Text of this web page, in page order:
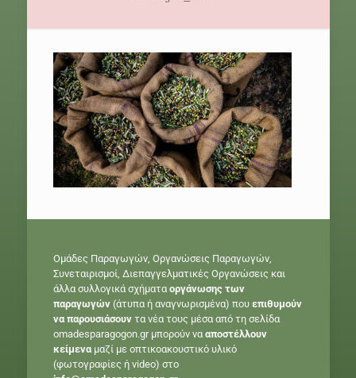
Ομάδες Παραγωγών, Οργανώσεις Παραγωγών,
Συνεταιρισμοί, Διεπαγγελματικές Οργανώσεις και
άλλα συλλογικά σχήματαοργάνωσης των
παραγωγών(άτυπα ή αναγνωρισμένα) που επιθυμούν
να παρουσιάσουντα νέα τους μέσα από τη σελίδα
omadesparagogon.gr μπορούν νααποστέλλουν
κείμεναμαζί με οπτικοακουστικό υλικό
(φωτογραφίες ή video) στο